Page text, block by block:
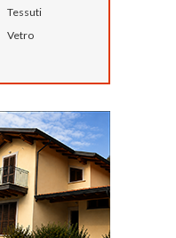
Tessuti
Vetro